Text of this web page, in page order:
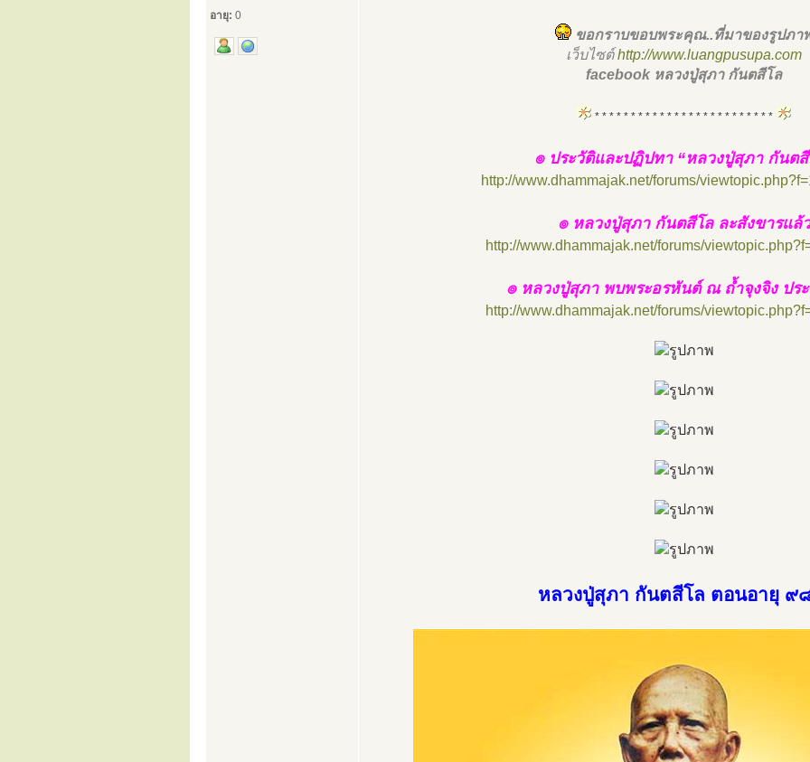
อายุ: 0
ขอกราบขอบพระคุณ..ที่มาของรูปภา
เว็บไซต์http://www.luangpusupa.com
facebook หลวงปู่สุภา กันตสีโล
* * * * * * * * * * * * * * * * * * * * * * * * *
๏ ประวัติและปฏิปทา “หลวงปู่สุภา กันตสี
http://www.dhammajak.net/forums/
๏ หลวงปู่สุภา กันตสีโล ละสังขารแล้ว
http://www.dhammajak.net/forums/
๏ หลวงปู่สุภา พบพระอรหันต์ ณ ถ้ำจุงจิง ประ
http://www.dhammajak.net/forums/
หลวงปู่สุภา กันตสีโล ตอนอายุ ๙